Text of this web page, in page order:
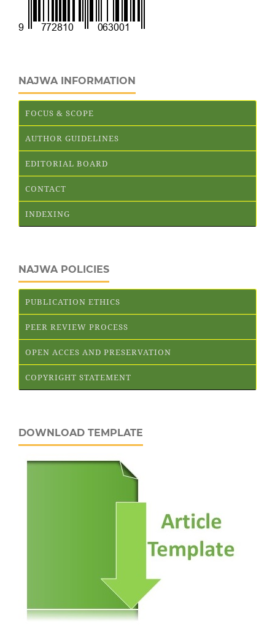
NAJWA INFORMATION
FOCUS & SCOPE
AUTHOR GUIDELINES
EDITORIAL BOARD
CONTACT
INDEXING
NAJWA POLICIES
PUBLICATION ETHICS
PEER REVIEW PROCESS
OPEN ACCES AND PRESERVATION
COPYRIGHT STATEMENT
DOWNLOAD TEMPLATE